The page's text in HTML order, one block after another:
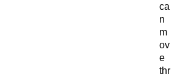
ca
n
m
ov
e
thr